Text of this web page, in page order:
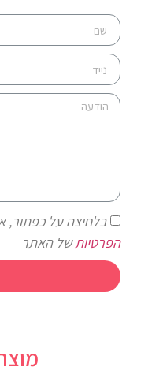
בלחיצה על
הפרטיותשל האתר